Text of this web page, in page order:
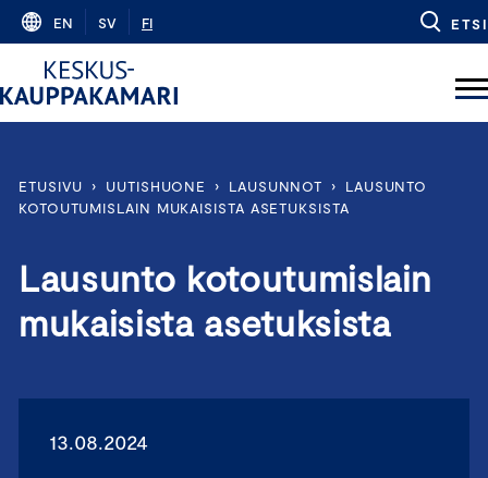
Skip
content
EN SV FI ETSI
ETUSIVU › UUTISHUONE › LAUSUNNOT ›
LAUSUNTO
KOTOUTUMISLAIN MUKAISISTA ASETUKSISTA
Lausunto kotoutumislain
mukaisista asetuksista
13.08.2024